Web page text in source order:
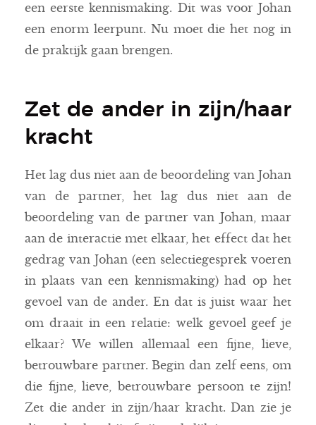
een eerste kennismaking. Dit was voor Johan
een enorm leerpunt. Nu moet die het nog in
de praktijk gaan brengen.
Zet de ander in zijn/haar
kracht
Het lag dus niet aan de beoordeling van Johan
van de partner, het lag dus niet aan de
beoordeling van de partner van Johan, maar
aan de interactie met elkaar, het effect dat het
gedrag van Johan (een selectiegesprek voeren
in plaats van een kennismaking) had op het
gevoel van de ander. En dat is juist waar het
om draait in een relatie: welk gevoel geef je
elkaar? We willen allemaal een fijne, lieve,
betrouwbare partner. Begin dan zelf eens, om
die fijne, lieve, betrouwbare persoon te zijn!
Zet die ander in zijn/haar kracht. Dan zie je